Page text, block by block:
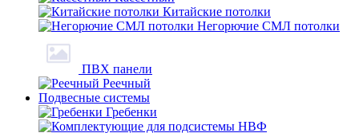
Китайские потолки
Негорючие СМЛ потолки
ПВХ панели
Реечный
Подвесные системы
Гребенки